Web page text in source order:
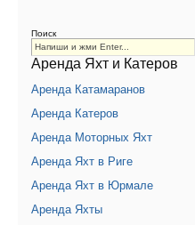
Поиск
Аренда Яхт и Катеров
Аренда Катамаранов
Аренда Катеров
Аренда Моторных Яхт
Аренда Яхт в Риге
Аренда Яхт в Юрмале
Аренда Яхты